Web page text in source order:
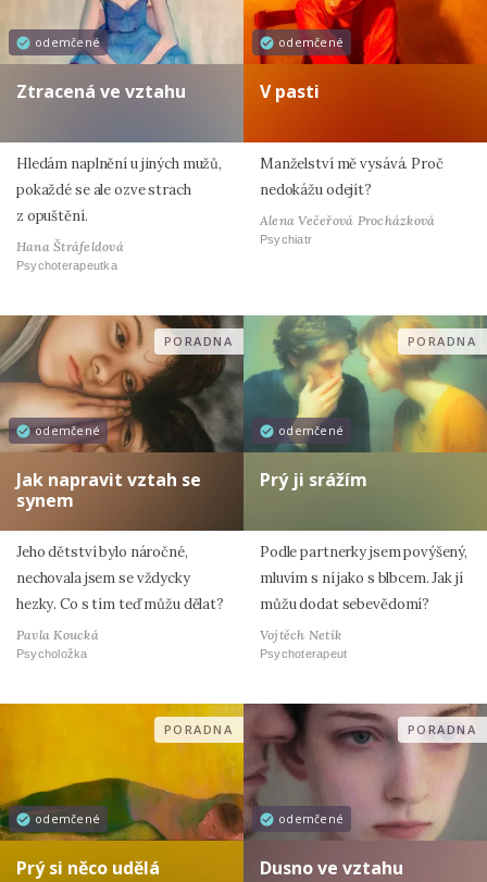
odemčené
Ztracená ve vztahu
Hledám naplnění u jiných mužů,
pokaždé se ale ozve strach
z opuštění.
Hana Štráfeldová
Psychoterapeutka
odemčené
V pasti
Manželství mě vysává. Proč
nedokážu odejít?
Alena Večeřová Procházková
Psychiatr
odemčené
PORADNA
Jak napravit vztah se
synem
Jeho dětství bylo náročné,
nechovala jsem se vždycky
hezky. Co s tím teď můžu dělat?
Pavla Koucká
Psycholožka
odemčené
PORADNA
Prý ji srážím
Podle partnerky jsem povýšený,
mluvím s ní jako s blbcem. Jak jí
můžu dodat sebevědomí?
Vojtěch Netík
Psychoterapeut
odemčené
PORADNA
Prý si něco udělá
odemčené
PORADNA
Dusno ve vztahu